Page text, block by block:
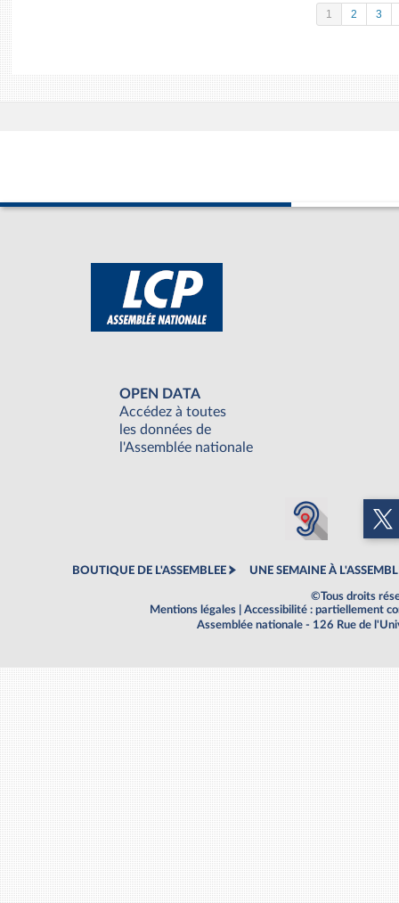
1 2 3
OPEN DATA
Accédez à toutes
les données de
l'Assemblée nationale
BOUTIQUE DE L'ASSEMBLEE UNE SEMAINE À
©Tous droits
Mentions légales
Accessibilité : partiellement
Assemblée nationale - 126 Rue de